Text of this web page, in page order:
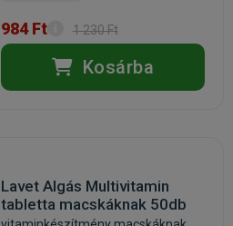
984 Ft 1 230 Ft
Kosárba
Lavet Algás Multivitamin
tabletta macskáknak 50db